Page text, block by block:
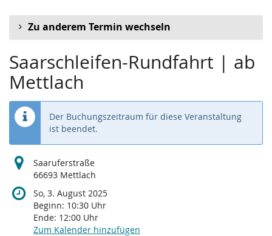
Zu anderem Termin wechseln
Saarschleifen-Rundfahrt | ab
Mettlach
Der Buchungszeitraum für diese Veranstaltung
ist beendet.
Saaruferstraße
66693 Mettlach
So, 3. August 2025
Beginn: 10:30 Uhr
Ende: 12:00 Uhr
Zum Kalender hinzufügen